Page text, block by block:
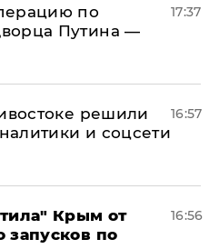
по
Путина —
17:37
решили
и соцсети
16:57
Крым от
запусков по
16:56